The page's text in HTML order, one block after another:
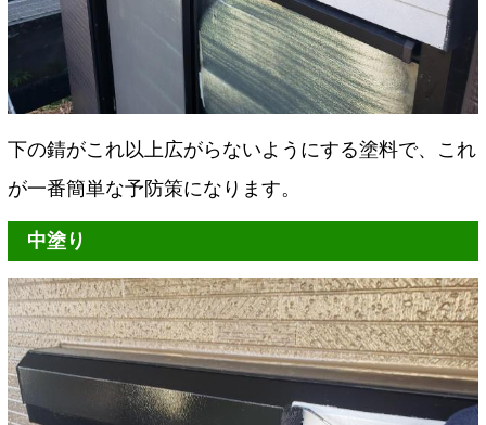
下の錆がこれ以上広がらないようにする塗料で、これ
が一番簡単な予防策になります。
中塗り